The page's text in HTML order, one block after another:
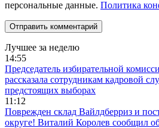
персональные данные. Политика
Лучшее за неделю
14:55
Председатель избирательной
рассказала сотрудникам кадровой
предстоящих выборах
11:12
Поврежден склад Вайлдберриз и
округе! Виталий Королев сообщил